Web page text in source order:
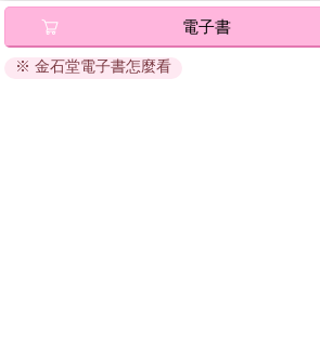
碼』至電子書服務商Readmoo進行兌
退換貨須知：
因版權保護，您在金石堂所購買的電子
電子書
※ 金石堂電子書怎麼看